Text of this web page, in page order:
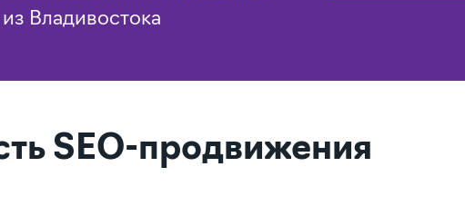
Владивостока
SEO-продвижения